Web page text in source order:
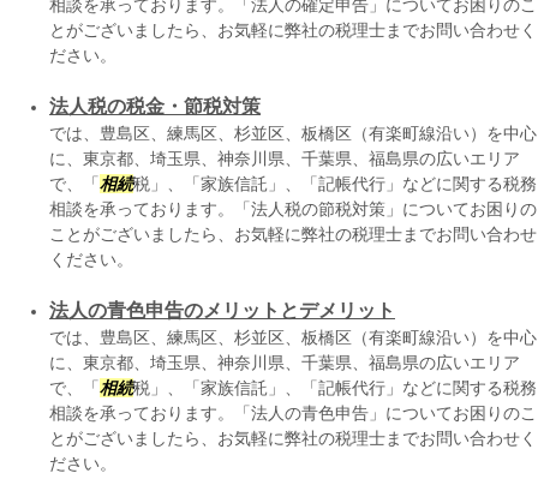
相談を承っております。「法人の確定申告」についてお困りのこ
とがございましたら、お気軽に弊社の税理士までお問い合わせく
ださい。
法人税の税金・節税対策
では、豊島区、練馬区、杉並区、板橋区（有楽町線沿い）を中心
に、東京都、埼玉県、神奈川県、千葉県、福島県の広いエリア
で、「 相続税」、「家族信託」、「記帳代行」などに関する税務
相談を承っております。「法人税の節税対策」についてお困りの
ことがございましたら、お気軽に弊社の税理士までお問い合わせ
ください。
法人の青色申告のメリットとデメリット
では、豊島区、練馬区、杉並区、板橋区（有楽町線沿い）を中心
に、東京都、埼玉県、神奈川県、千葉県、福島県の広いエリア
で、「 相続税」、「家族信託」、「記帳代行」などに関する税務
相談を承っております。「法人の青色申告」についてお困りのこ
とがございましたら、お気軽に弊社の税理士までお問い合わせく
ださい。